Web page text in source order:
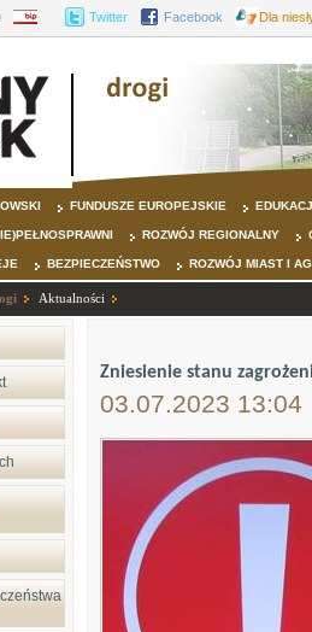
BIP Twitter Facebook Dla
FUNDUSZE EUROPEJSKIE
ROZWÓJ REGIONALNY
BEZPIECZEŃSTWO ROZWÓJ MIAST I
Aktualności
Zniesienie stanu
03.07.2023 13:04